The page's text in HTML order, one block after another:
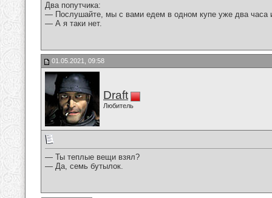
Два попутчика:
— Послушайте, мы с вами едем в одном купе уже два часа
— А я таки нет.
01.05.2021, 09:58
Draft
Любитель
— Ты теплые вещи взял?
— Да, семь бутылок.